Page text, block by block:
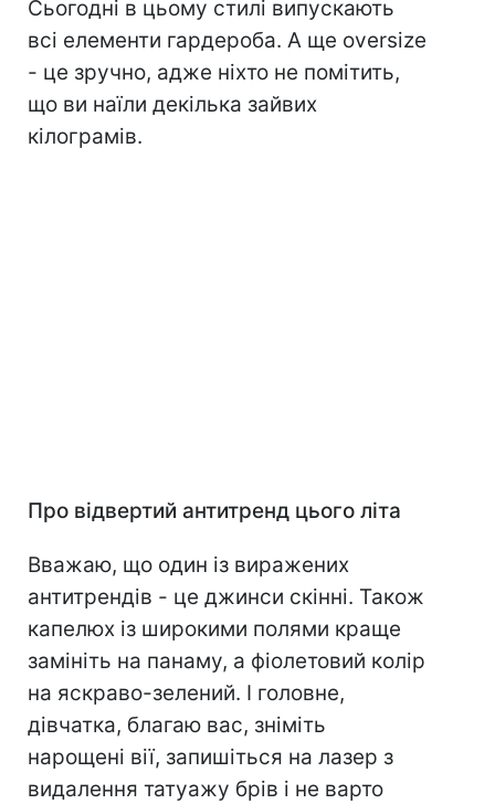
Сьогодні в цьому стилі випускають
всі елементи гардероба. А ще oversize
- це зручно, адже ніхто не помітить,
що ви наїли декілька зайвих
кілограмів.
Про відвертий антитренд цього літа
Вважаю, що один із виражених
антитрендів - це джинси скінні. Також
капелюх із широкими полями краще
замініть на панаму, а фіолетовий колір
на яскраво-зелений. І головне,
дівчатка, благаю вас, зніміть
нарощені вії, запишіться на лазер з
видалення татуажу брів і не варто